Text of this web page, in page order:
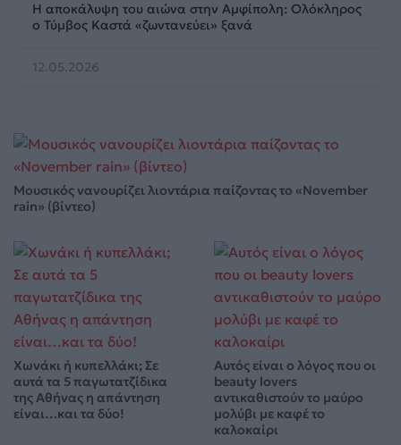
Η αποκάλυψη του αιώνα στην Αμφίπολη: Ολόκληρος
ο Τύμβος Καστά «ζωντανεύει» ξανά
12.05.2026
Μουσικός νανουρίζει λιοντάρια παίζοντας το «November
rain» (βίντεο)
Χωνάκι ή κυπελλάκι; Σε
αυτά τα 5 παγωτατζίδικα
της Αθήνας η απάντηση
είναι…και τα δύο!
Αυτός είναι ο λόγος που οι
beauty lovers
αντικαθιστούν το μαύρο
μολύβι με καφέ το
καλοκαίρι